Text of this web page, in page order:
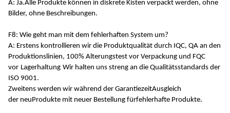
A: Ja.Alle Produkte können in diskrete Kisten verpackt werden, ohne
Bilder, ohne Beschreibungen.
F8: Wie geht man mit dem fehlerhaften System um?
A: Erstens kontrollieren wir die Produktqualität durch IQC, QA an den
Produktionslinien, 100% Alterungstest vor Verpackung und FQC
vor Lagerhaltung Wir halten uns streng an die Qualitätsstandards der
ISO 9001.
Zweitens werden wir während der GarantiezeitAusgleich
der neuProdukte mit neuer Bestellung fürfehlerhafte Produkte.